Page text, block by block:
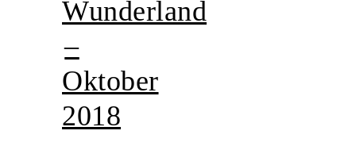
Wunderland
–
Oktober
2018